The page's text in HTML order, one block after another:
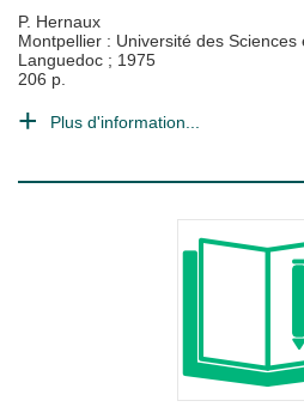
P. Hernaux
Montpellier : Université des Sciences
Languedoc ; 1975
206 p.
Plus d'information...